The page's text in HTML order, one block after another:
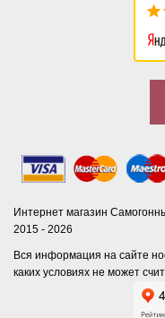
Интернет магазин
2015 - 2026
Вся информация на сайте
каких условиях не может